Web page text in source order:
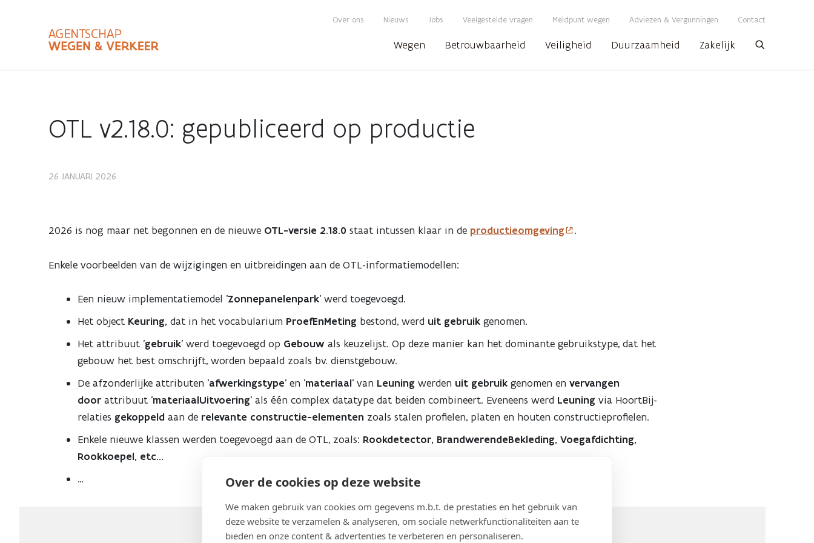
Over de cookies op deze website
We maken gebruik van cookies om gegevens m.b.t. de prestaties en het gebruik van
deze website te verzamelen & analyseren, om sociale netwerkfunctionaliteiten aan te
bieden en onze content & advertenties te verbeteren en personaliseren.
Over ons Nieuws Jobs Veelgestelde vragen Meldpunt wegen Adviezen & Vergunningen Contact
Wegen Betrouwbaarheid Veiligheid Duurzaamheid Zakelijk
Zoekbalk
OTL v2.18.0: gepubliceerd op productie
OTL
v2.18.0:
gepubliceerd
productie
26 JANUARI 2026
2026 is nog maar net begonnen en de nieuwe OTL-versie 2.18.0 staat intussen klaar in de productieomgeving .
Enkele voorbeelden van de wijzigingen en uitbreidingen aan de OTL-informatiemodellen:
Een nieuw implementatiemodel 'Zonnepanelenpark' werd toegevoegd.
Het object Keuring, dat in het vocabularium ProefEnMeting bestond, werd uit gebruik genomen.
Het attribuut 'gebruik' werd toegevoegd op Gebouw als keuzelijst. Op deze manier kan het dominante gebruikstype, dat het
gebouw het best omschrijft, worden bepaald zoals bv. dienstgebouw.
De afzonderlijke attributen 'afwerkingstype' en 'materiaal' van Leuning werden uit gebruik genomen en vervangen
door attribuut 'materiaalUitvoering' als één complex datatype dat beiden combineert. Eveneens werd Leuning via HoortBij-
relaties gekoppeld aan de relevante constructie-elementen zoals stalen profielen, platen en houten constructieprofielen.
Enkele nieuwe klassen werden toegevoegd aan de OTL, zoals: Rookdetector, BrandwerendeBekleding, Voegafdichting,
Rookkoepel, etc…
…